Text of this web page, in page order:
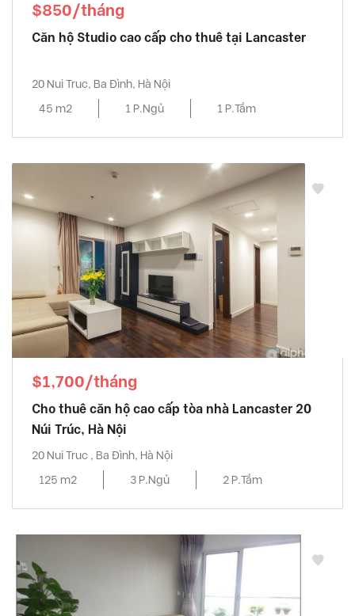
$850/tháng
Căn hộ Studio cao cấp cho thuê tại Lancaster
20 Nui Truc, Ba Đình, Hà Nội
45 m2
1 P.Ngủ 1 P.Tắm
$1,700/tháng
Cho thuê căn hộ cao cấp tòa nhà Lancaster 20
Núi Trúc, Hà Nội
20 Nui Truc , Ba Đình, Hà Nội
125 m2
3 P.Ngủ 2 P.Tắm